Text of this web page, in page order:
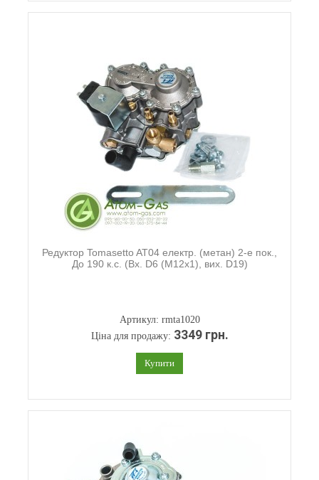
Редуктор Tomasetto AT04 електр. (метан) 2-е пок.,
До 190 к.с. (Вх. D6 (М12х1), вих. D19)
Артикул: rmta1020
Ціна для продажу: 3349 грн.
Купити